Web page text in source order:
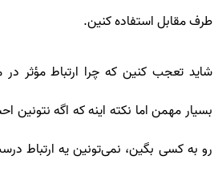
طرف مقابل استفاده کنین.
شاید تعجب کنین که چرا ارتباط مؤثر در
بسیار مهمن اما نکته اینه که اگه
رو به کسی بگین، نمی‌تونین یه ارتباط